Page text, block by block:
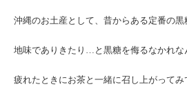
沖縄のお土産として、昔からある定番の黒
地味でありきたり…と黒糖を侮るなかれな
疲れたときにお茶と一緒に召し上がってみ